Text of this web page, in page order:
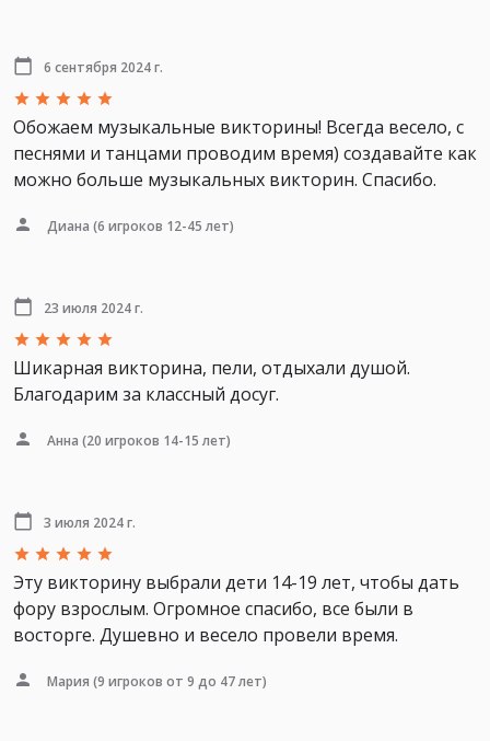
6 сентября 2024 г.
Обожаем музыкальные викторины! Всегда весело, с
песнями и танцами проводим время) создавайте как
можно больше музыкальных викторин. Спасибо.
Диана (6 игроков 12-45 лет)
23 июля 2024 г.
Шикарная викторина, пели, отдыхали душой.
Благодарим за классный досуг.
Анна (20 игроков 14-15 лет)
3 июля 2024 г.
Эту викторину выбрали дети 14-19 лет, чтобы дать
фору взрослым. Огромное спасибо, все были в
восторге. Душевно и весело провели время.
Мария (9 игроков от 9 до 47 лет)